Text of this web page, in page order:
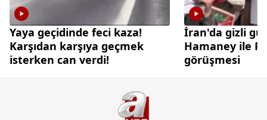
Yaya geçidinde feci kaza!
Karşıdan karşıya geçmek
isterken can verdi!
İran'da gizli güç
Hamaney ile
görüşmesi